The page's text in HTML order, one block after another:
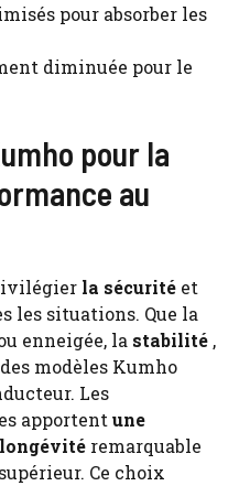
pour absorber les
diminuée pour le
pour la
au
la sécurité et
les situations. Que la
enneigée, la stabilité ,
des modèles Kumho
Les
apportentune
longévité remarquable
supérieur. Ce choix